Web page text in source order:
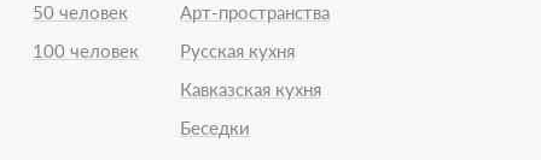
50 человек
100 человек
Арт-пространства
Русская кухня
Кавказская кухня
Беседки